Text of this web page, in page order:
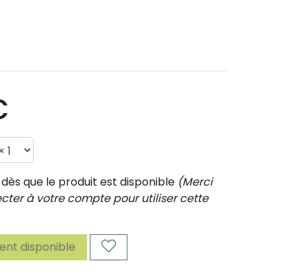
que le produit est disponible (Merci
à votre compte pour utiliser cette
disponible